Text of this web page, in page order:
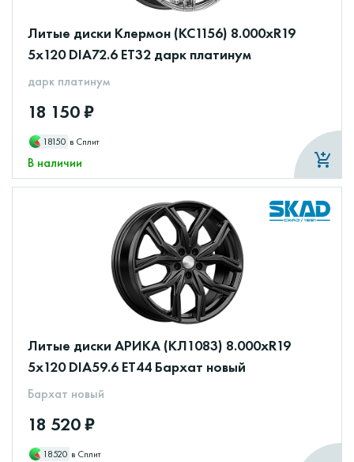
Литые диски Клермон (КС1156) 8.000xR19
5x120 DIA72.6 ET32 дарк платинум
дарк платинум
18 150 ₽
18150 в Сплит
В наличии
Литые диски АРИКА (КЛ1083) 8.000xR19
5x120 DIA59.6 ET44 Бархат новый
Бархат новый
18 520 ₽
18520 в Сплит